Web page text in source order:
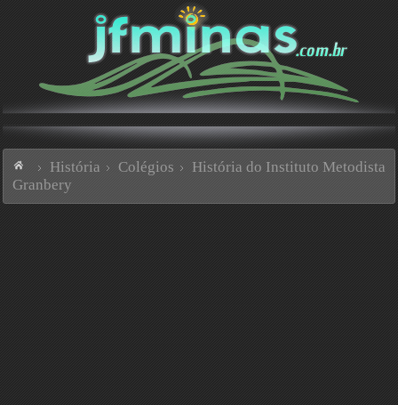
História Colégios
História do Instituto Metodista
Granbery